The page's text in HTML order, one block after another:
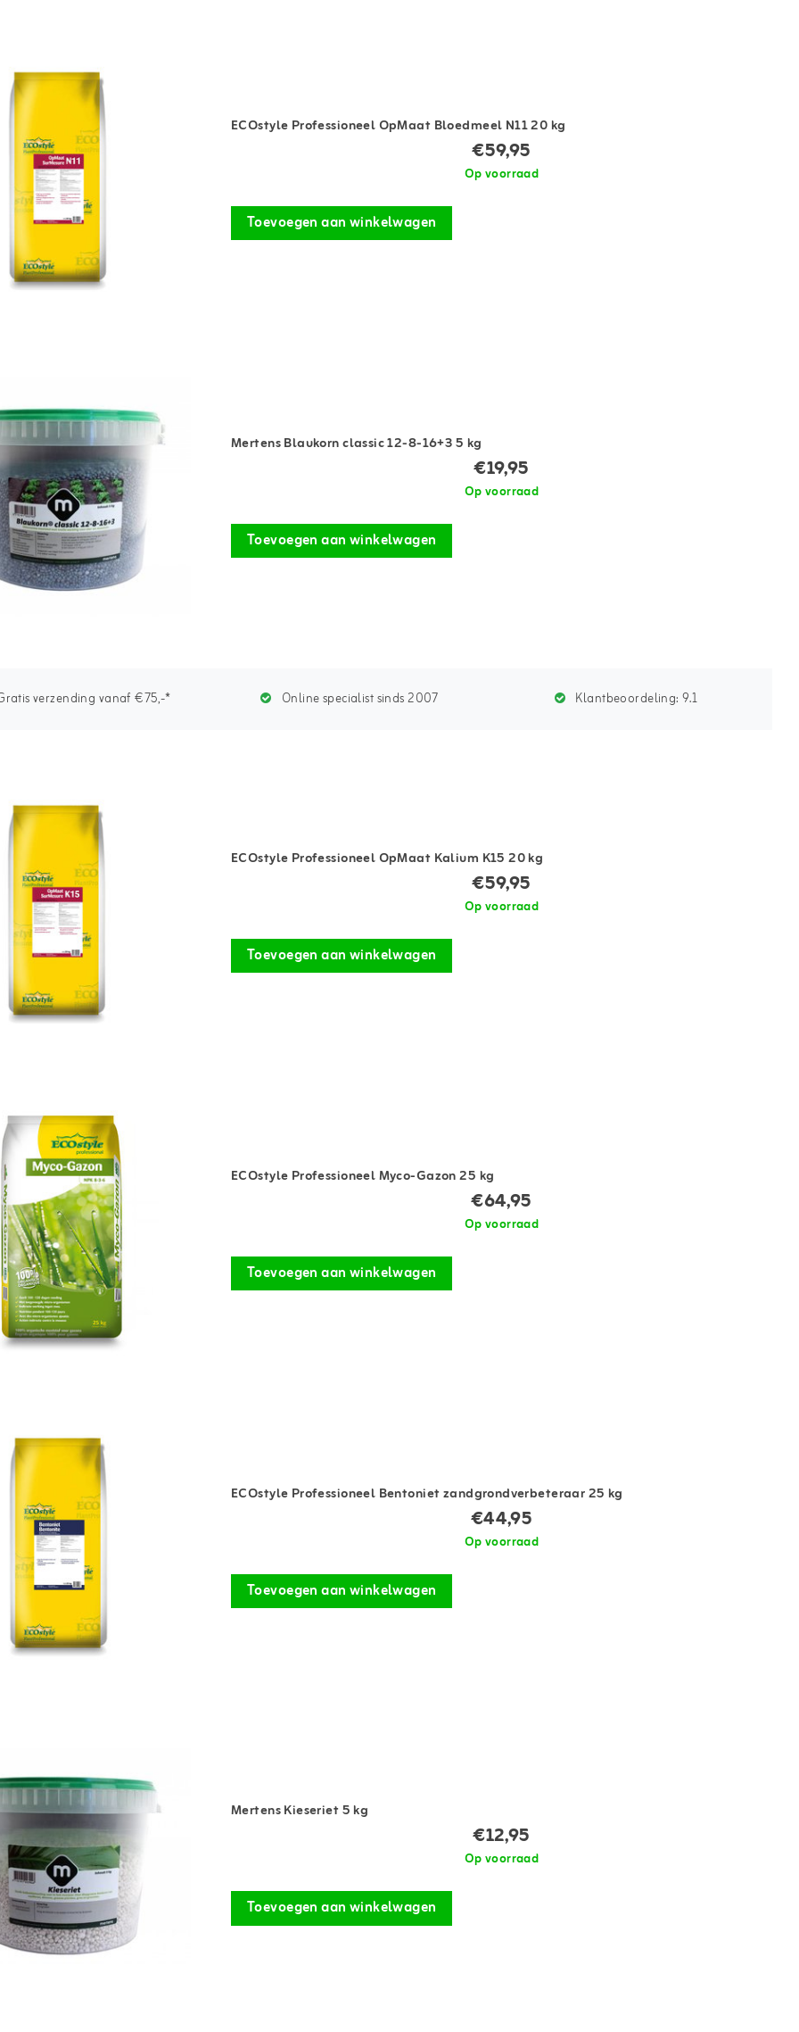
ECOstyle Professioneel OpMaat Bloedmeel N11 20 kg
€59,95
Op voorraad
Toevoegen aan winkelwagen
Mertens Blaukorn classic 12-8-16+3 5 kg
€19,95
Op voorraad
Toevoegen aan winkelwagen
verzending vanaf €75,-* Online specialist sinds 2007 Klantbeoordeling:9.1
ECOstyle Professioneel OpMaat Kalium K15 20 kg
€59,95
Op voorraad
Toevoegen aan winkelwagen
ECOstyle Professioneel Myco-Gazon 25 kg
€64,95
Op voorraad
Toevoegen aan winkelwagen
ECOstyle Professioneel Bentoniet zandgrondverbeteraar 25 kg
€44,95
Op voorraad
Toevoegen aan winkelwagen
Mertens Kieseriet 5 kg
€12,95
Op voorraad
Toevoegen aan winkelwagen